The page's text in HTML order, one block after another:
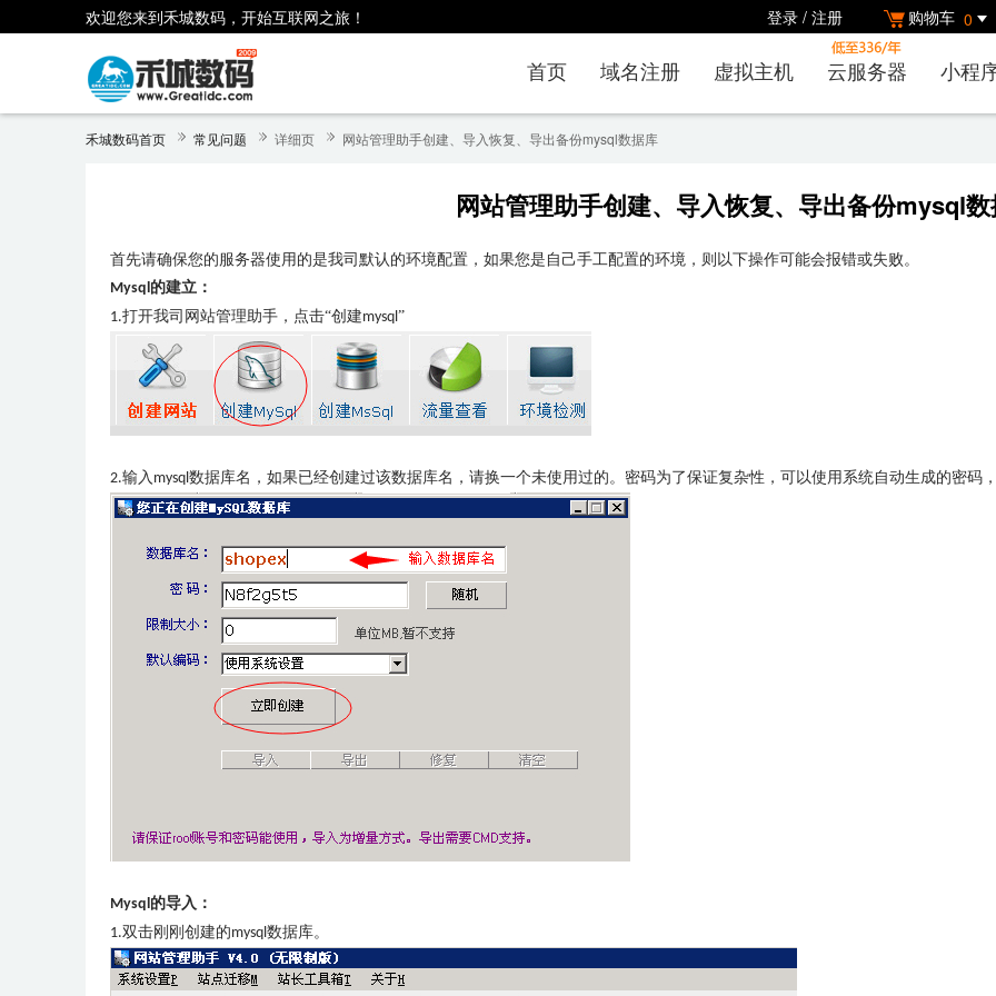
登录 / 注册 购物车 0
欢迎您来到禾城数码，开始互联网之旅！
首页 域名注册 虚拟主机 云服务器 小程
禾城数码首页 常见问题 详细页 网站管理助手创建、导入恢复、导出备份mysql数据库
网站管理助手创建、导入恢复、导出备份mysql
首先请确保您的服务器使用的是我司默认的环境配置，如果您是自己手工配置的环境，则以下操作可能会报错或失败。
Mysql的建立：
1.打开我司网站管理助手，点击“创建mysql”
2.输入 mysql数据库名，如果已经创建过该数据库名，请换一个未使用过的。密码为了保证复杂性，可以使用系统自动生成的密码
Mysql的导入：
1.双击刚刚创建的mysql数据库。